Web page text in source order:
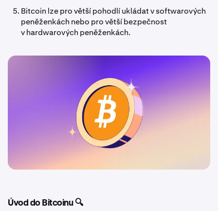
Bitcoin lze pro větší pohodlí ukládat v softwarových
peněženkách nebo pro větší bezpečnost
v hardwarových peněženkách.
Úvod do Bitcoinu 🔍